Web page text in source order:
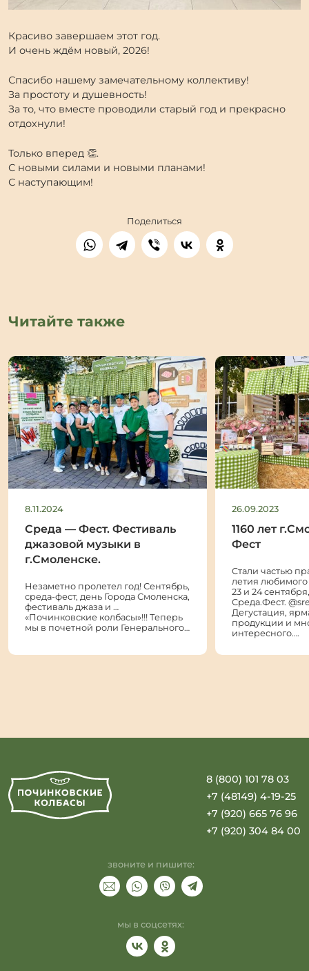
Красиво завершаем этот год.
И очень ждём новый, 2026!
Спасибо нашему замечательному коллективу!
За простоту и душевность!
За то, что вместе проводили старый год и прекрасно
отдохнули!
Только вперед 👏.
С новыми силами и новыми планами!
С наступающим!
Поделиться
Читайте также
8.11.2024
Среда — Фест. Фестиваль
джазовой музыки в
г.Смоленске.
Незаметно пролетел год! Сентябрь,
среда-фест, день Города Смоленска,
фестиваль джаза и …
«Починковские колбасы»!!! Теперь
мы в почетной роли Генерального…
26.09.2023
1160 лет
Фест
Стали частью
летия любимого
23 и 24 сентября,
Среда.Фест.
Дегустация,
продукции и
интересного….
8 (800) 101 78 03
+7 (48149) 4-19-25
+7 (920) 665 76 96
+7 (920) 304 84 00
звоните и пишите:
мы в соцсетях: